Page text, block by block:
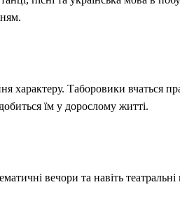
Таборовики вчаться
їм у дорослому житті.
вечори та навіть